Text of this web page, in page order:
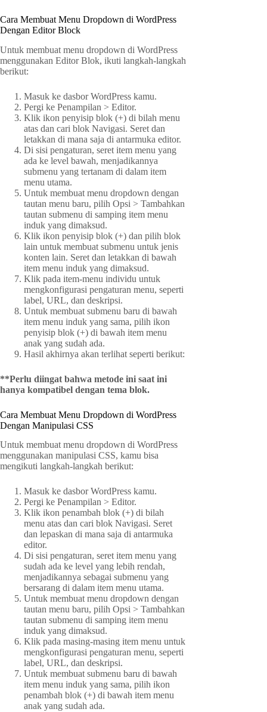
Cara Membuat Menu Dropdown di WordPress
Dengan Editor Block
Untuk membuat menu dropdown di WordPress
menggunakan Editor Blok, ikuti langkah-langkah
berikut:
Masuk ke dasbor WordPress kamu.
Pergi ke Penampilan > Editor.
Klik ikon penyisip blok (+) di bilah menu
atas dan cari blok Navigasi. Seret dan
letakkan di mana saja di antarmuka editor.
Di sisi pengaturan, seret item menu yang
ada ke level bawah, menjadikannya
submenu yang tertanam di dalam item
menu utama.
Untuk membuat menu dropdown dengan
tautan menu baru, pilih Opsi > Tambahkan
tautan submenu di samping item menu
induk yang dimaksud.
Klik ikon penyisip blok (+) dan pilih blok
lain untuk membuat submenu untuk jenis
konten lain. Seret dan letakkan di bawah
item menu induk yang dimaksud.
Klik pada item-menu individu untuk
mengkonfigurasi pengaturan menu, seperti
label, URL, dan deskripsi.
Untuk membuat submenu baru di bawah
item menu induk yang sama, pilih ikon
penyisip blok (+) di bawah item menu
anak yang sudah ada.
Hasil akhirnya akan terlihat seperti berikut:
**Perlu diingat bahwa metode ini saat ini
hanya kompatibel dengan tema blok.
Cara Membuat Menu Dropdown di WordPress
Dengan Manipulasi CSS
Untuk membuat menu dropdown di WordPress
menggunakan manipulasi CSS, kamu bisa
mengikuti langkah-langkah berikut:
Masuk ke dasbor WordPress kamu.
Pergi ke Penampilan > Editor.
Klik ikon penambah blok (+) di bilah
menu atas dan cari blok Navigasi. Seret
dan lepaskan di mana saja di antarmuka
editor.
Di sisi pengaturan, seret item menu yang
sudah ada ke level yang lebih rendah,
menjadikannya sebagai submenu yang
bersarang di dalam item menu utama.
Untuk membuat menu dropdown dengan
tautan menu baru, pilih Opsi > Tambahkan
tautan submenu di samping item menu
induk yang dimaksud.
Klik pada masing-masing item menu untuk
mengkonfigurasi pengaturan menu, seperti
label, URL, dan deskripsi.
Untuk membuat submenu baru di bawah
item menu induk yang sama, pilih ikon
penambah blok (+) di bawah item menu
anak yang sudah ada.